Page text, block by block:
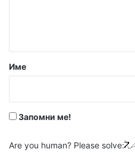
р
Име
Запомни ме!
Are you human? Please solve: